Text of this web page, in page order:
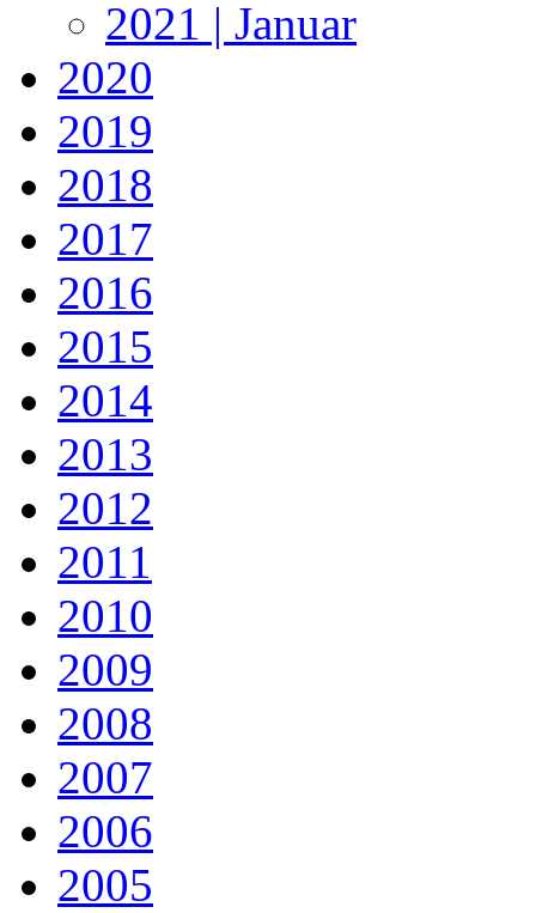
2021 | Januar
2020
2019
2018
2017
2016
2015
2014
2013
2012
2011
2010
2009
2008
2007
2006
2005